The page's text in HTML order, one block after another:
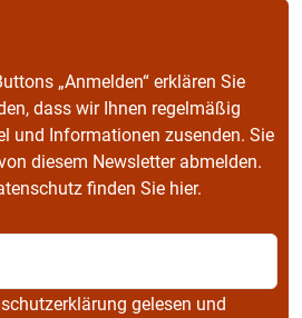
„Anmelden“ erklären Sie
dass wir Ihnen regelmäßig
und Informationen zusenden. Sie
diesem Newsletter abmelden.
finden Sie hier.
gelesen und